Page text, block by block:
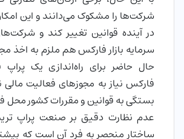
شرکت‌ها را مشکوک می‌دانند و این
در آینده قوانین تغییر کند و
سرمایه بازار فارکس هم ملزم به اخذ
حال حاضر برای راه‌اندازی یک
فارکس نیاز به مجوزهای فعالیت
بستگی به قوانین و مقررات کشور محل
عدم نظارت دقیق بر صنعت پراپ
ساختار منحصر به فرد آن است که